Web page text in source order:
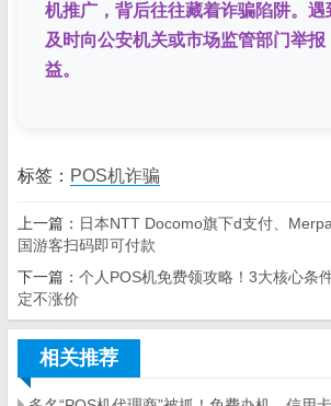
机推广，背后往往藏着诈骗陷阱。遇
及时向公安机关或市场监管部门举报
益。
标签： POS机诈骗
上一篇： 日本NTT Docomo旗下d支付、
国游客扫码即可付款
下一篇： 个人POS机免费领攻略！3大核心条
定不涨价
相关推荐